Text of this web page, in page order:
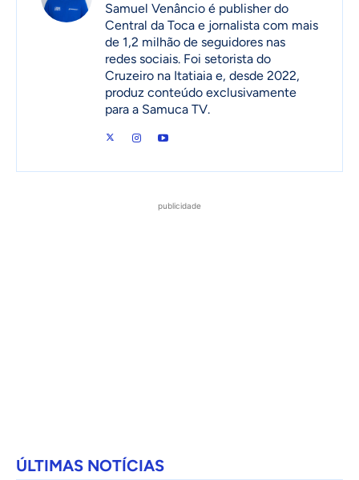
Samuel Venâncio é publisher do
Central da Toca e jornalista com mais
de 1,2 milhão de seguidores nas
redes sociais. Foi setorista do
Cruzeiro na Itatiaia e, desde 2022,
produz conteúdo exclusivamente
para a Samuca TV.
publicidade
ÚLTIMAS NOTÍCIAS